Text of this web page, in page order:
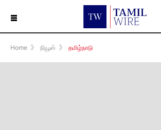
☰
Home 》 நியூஸ் 》 தமிழ்நாடு